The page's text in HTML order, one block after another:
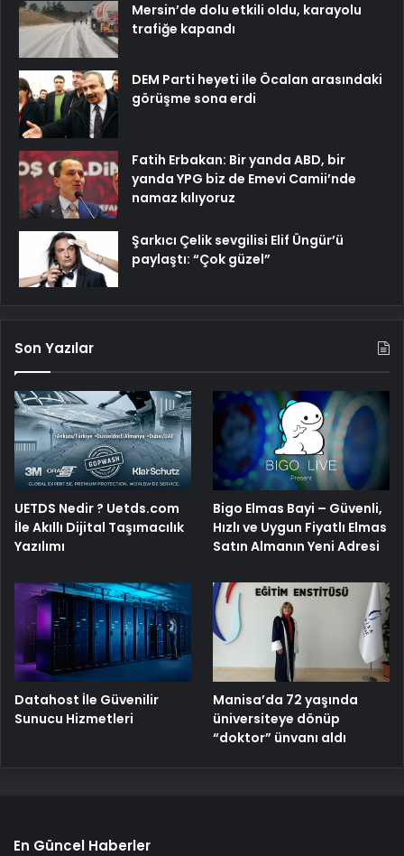
Mersin’de dolu etkili oldu, karayolu
trafiğe kapandı
DEM Parti heyeti ile Öcalan arasındaki
görüşme sona erdi
Fatih Erbakan: Bir yanda ABD, bir
yanda YPG biz de Emevi Camii’nde
namaz kılıyoruz
Şarkıcı Çelik sevgilisi Elif Üngür’ü
paylaştı: “Çok güzel”
Son Yazılar
UETDS Nedir ? Uetds.com
İle Akıllı Dijital Taşımacılık
Yazılımı
Bigo Elmas Bayi – Güvenli,
Hızlı ve Uygun Fiyatlı Elmas
Satın Almanın Yeni Adresi
Datahost İle Güvenilir
Sunucu Hizmetleri
Manisa’da 72 yaşında
üniversiteye dönüp
“doktor” ünvanı aldı
En Güncel Haberler